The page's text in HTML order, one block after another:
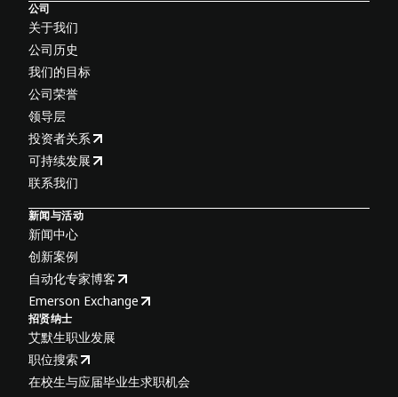
公司
关于我们
公司历史
我们的目标
公司荣誉
领导层
投资者关系
可持续发展
联系我们
新闻与活动
新闻中心
创新案例
自动化专家博客
Emerson Exchange
招贤纳士
艾默生职业发展
职位搜索
在校生与应届毕业生求职机会